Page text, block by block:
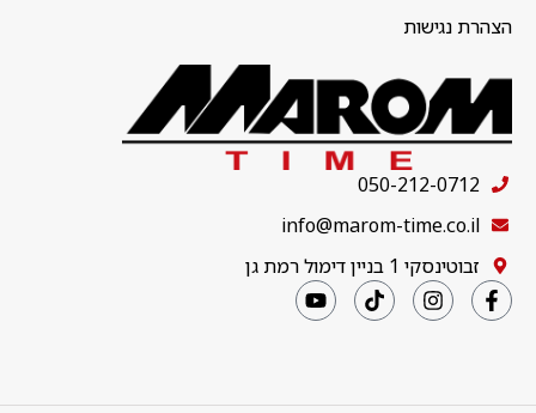
הצהרת נגישות
050-212-0712
info@marom-time.co.il
זבוטינסקי 1 בניין דימול רמת גן